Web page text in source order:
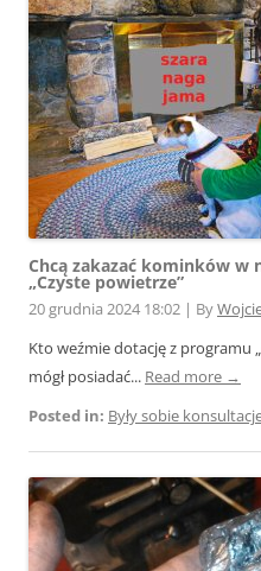
Chcą zakazać kominków w
„Czyste powietrze”
20 grudnia 2024 18:02 | By
Kto weźmie dotację z programu
mógł posiadać... Read more →
Posted in: Były sobie